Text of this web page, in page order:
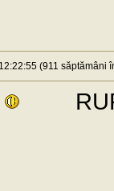
(911 săptămâni